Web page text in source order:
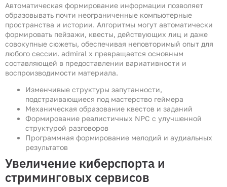
Автоматическая формирование информации позволяет
образовывать почти неограниченные компьютерные
пространства и истории. Алгоритмы могут автоматически
формировать пейзажи, квесты, действующих лиц и даже
совокупные сюжеты, обеспечивая неповторимый опыт для
любого сессии. admiral x превращается основным
составляющей в предоставлении вариативности и
воспроизводимости материала.
Изменчивые структуры запутанности,
подстраивающиеся под мастерство геймера
Механическая образование квестов и заданий
Формирование реалистичных NPC с улучшенной
структурой разговоров
Программная формирование мелодий и аудиальных
результатов
Увеличение киберспорта и
стриминговых сервисов